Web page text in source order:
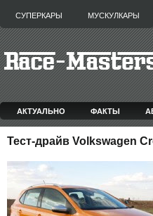
СУПЕРКАРЫ МУСКУЛКАРЫ
АКТУАЛЬНО ФАКТЫ
Тест-драйв Volkswagen